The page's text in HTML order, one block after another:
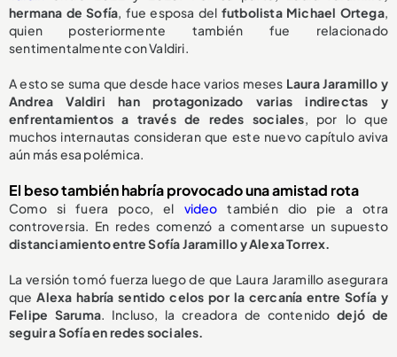
hermana de Sofía, fue esposa del futbolista Michael Ortega,
quien posteriormente también fue relacionado
sentimentalmente con Valdiri.
A esto se suma que desde hace varios meses Laura Jaramillo y
Andrea Valdiri han protagonizado varias indirectas y
enfrentamientos a través de redes sociales, por lo que
muchos internautas consideran que este nuevo capítulo aviva
aún más esa polémica.
El beso también habría provocado una amistad rota
Como si fuera poco, el videotambién dio pie a otra
controversia. En redes comenzó a comentarse un supuesto
distanciamiento entre Sofía Jaramillo y Alexa Torrex.
La versión tomó fuerza luego de que Laura Jaramillo asegurara
queAlexa habría sentido celos por la cercanía entre Sofía y
Felipe Saruma. Incluso, la creadora de contenidodejó de
seguir a Sofía en redes sociales.